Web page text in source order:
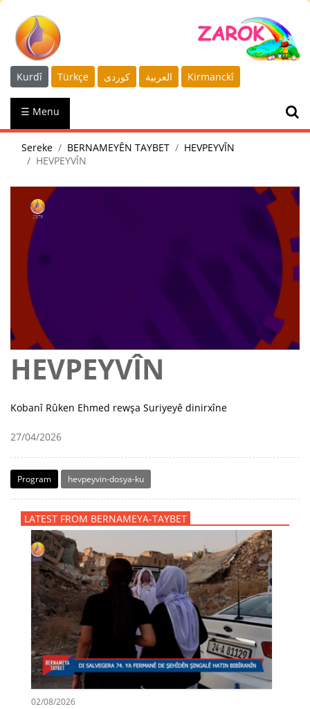
Kurdî Türkçe كوردى العربية Kirmanckî
☰ Menu
Sereke BERNAMEYÊN TAYBET
HEVPEYVÎN
HEVPEYVÎN
HEVPEYVÎN
Kobanî Rûken Ehmed rewşa Suriyeyê dinirxîne
27/04/2026
Program hevpeyvin-dosya-ku
LATEST FROM BERNAMEYA-TAYBET
02/08/2026